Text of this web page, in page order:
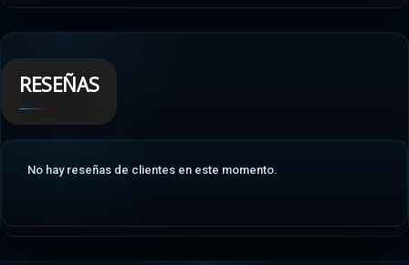
RESEÑAS
No hay reseñas de clientes en este momento.